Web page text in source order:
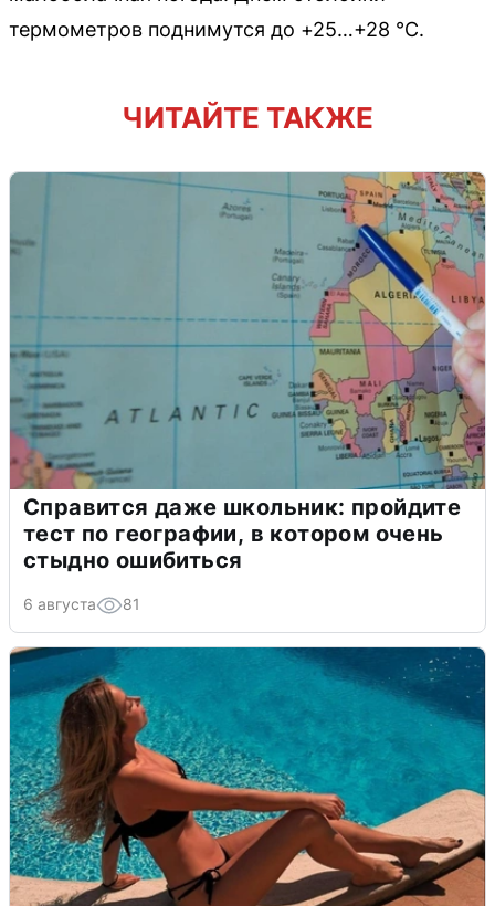
термометров поднимутся до +25…+28 °C.
ЧИТАЙТЕ ТАКЖЕ
Справится даже школьник: пройдите
тест по географии, в котором очень
стыдно ошибиться
6 августа 81